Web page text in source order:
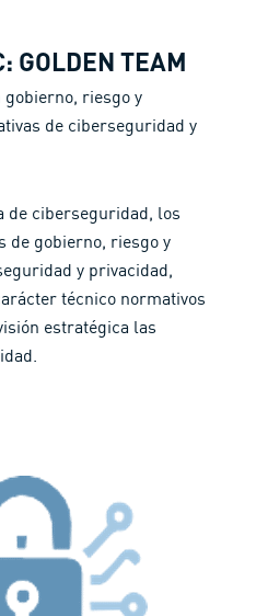
GOLDEN TEAM
riesgo y
de ciberseguridad y
de ciberseguridad, los
de gobierno, riesgo y
y privacidad,
técnico normativos
estratégica las